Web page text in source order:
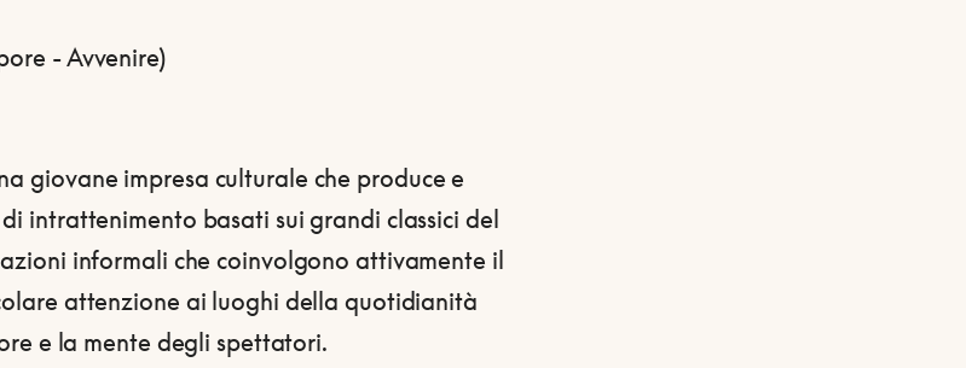
- Avvenire)
giovane impresa culturale che produce e
intrattenimento basati sui grandi classici del
informali che coinvolgono attivamente il
attenzione ai luoghi della quotidianità
e la mente degli spettatori.